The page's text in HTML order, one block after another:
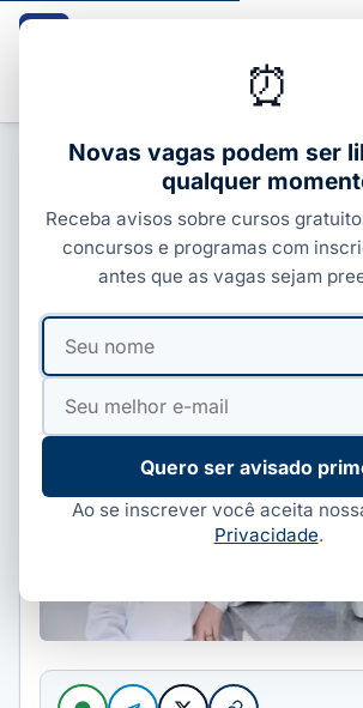
SENAI Ipirá: cursos
vagas gratuitas; veja os
⏰
Novas vagas podem ser
qualquer
Receba avisos sobre cursos
concursos e programas com
antes que as vagas sejam
Seu
nome
Seu
mail
Quero ser avisado
Ao se inscrever você aceita
Privacidade.